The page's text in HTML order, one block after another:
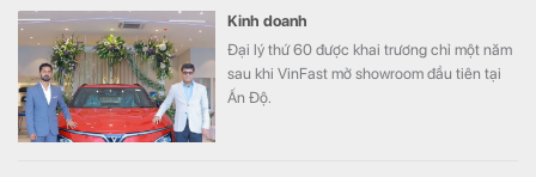
Kinh doanh
Đại lý thứ 60 được khai trương chỉ một năm
sau khi VinFast mở showroom đầu tiên tại
Ấn Độ.